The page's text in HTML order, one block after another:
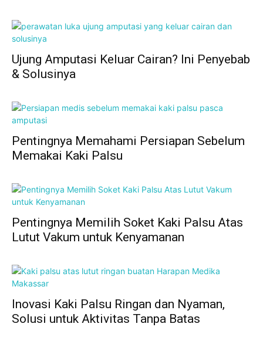
Ujung Amputasi Keluar Cairan? Ini Penyebab
& Solusinya
Pentingnya Memahami Persiapan Sebelum
Memakai Kaki Palsu
Pentingnya Memilih Soket Kaki Palsu Atas
Lutut Vakum untuk Kenyamanan
Inovasi Kaki Palsu Ringan dan Nyaman,
Solusi untuk Aktivitas Tanpa Batas